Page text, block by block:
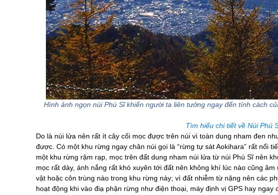
Hình ảnh ngọn núi Phú Sĩ khiến người ta liên tưởng ngay đến tính cách
Tìm hiểu chi tiết về Núi Phú
Do là núi lửa nên rất ít cây cối mọc được trên núi vì toàn dung nham đen
được. Có một khu rừng ngay chân núi gọi là “rừng tự sát Aokihara” rất nổi
một khu rừng rậm rạp, mọc trên đất dung nham núi lửa từ núi Phú Sĩ nên
mọc rất dày, ánh nắng rất khó xuyên tới đất nên không khí lúc nào cũng
vật hoặc côn trùng nào trong khu rừng này; vì đất nhiễm từ nặng nên các
hoạt động khi vào điạ phận rừng như điện thoại, máy định vị GPS hay